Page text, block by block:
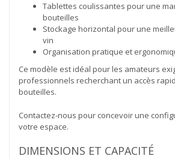
Tablettes coulissantes pour une
bouteilles
Stockage horizontal pour une
vin
Organisation pratique et
Ce modèle est idéal pour les amateurs
professionnels recherchant un accès
bouteilles.
Contactez-nous pour concevoir une
votre espace.
DIMENSIONS ET CAPACITÉ